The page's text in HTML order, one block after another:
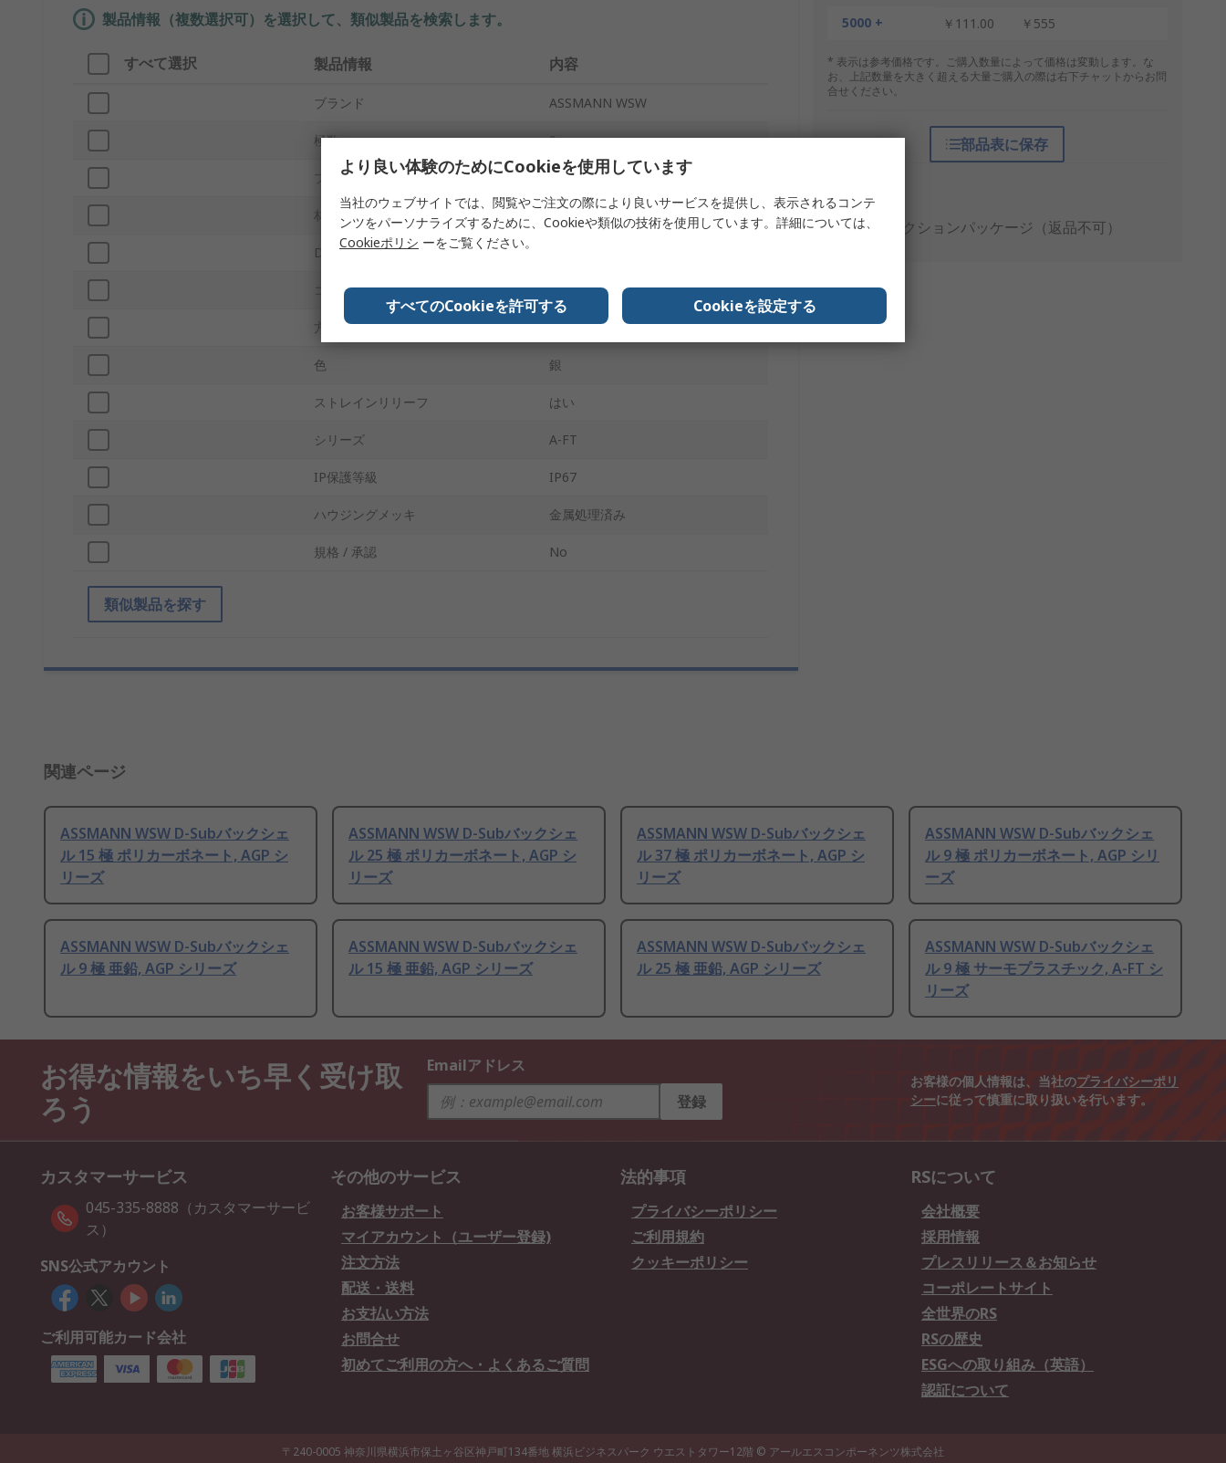
5000 +
￥111.00 ￥555
* 表示は参考価格です。ご購入数量によって価格は変動します。な
お、上記数量を大きく超える大量ご購入の際は右下チャットからお問
合せください。
部品表に保存
個包装
プロダクションパッケージ（返品不可）
製品情報（複数選択可）を選択して、類似製品を検索します。
すべて選択 製品情報 内容
ブランド ASSMANN WSW
極数 9
プロダクトタイプ D-Subバックシェル
材質 ポリカーボネート
D-Subシェルサイズ
コネクタタイプD D-Subバックシェル
方向 ペンタイプナイフ
色 銀
ストレインリリーフ はい
シリーズ A-FT
IP保護等級 IP67
ハウジングメッキ 金属処理済み
規格 / 承認 No
類似製品を探す
関連ページ
ASSMANN WSW D-Subバックシェ
ル 15 極 ポリカーボネート, AGP シ
リーズ
ASSMANN WSW D-Subバックシェ
ル 25 極 ポリカーボネート, AGP シ
リーズ
ASSMANN WSW D-Subバックシェ
ル 37 極 ポリカーボネート, AGP シ
リーズ
ASSMANN WSW D-Subバックシェ
ル 9 極 ポリカーボネート, AGP シリ
ーズ
ASSMANN WSW D-Subバックシェ
ル 9 極 亜鉛, AGP シリーズ
ASSMANN WSW D-Subバックシェ
ル 15 極 亜鉛, AGP シリーズ
ASSMANN WSW D-Subバックシェ
ル 25 極 亜鉛, AGP シリーズ
ASSMANN WSW D-Subバックシェ
ル 9 極 サーモプラスチック, A-FT シ
リーズ
お得な情報をいち早く受け取
ろう
Emailアドレス
登録
お客様の個人情報は、当社のプライバシーポリ
シーに従って慎重に取り扱いを行います。
カスタマーサービス
045-335-8888（カスタマーサービ
ス）
SNS公式アカウント
ご利用可能カード会社
その他のサービス
お客様サポート
マイアカウント（ユーザー登録)
注文方法
配送・送料
お支払い方法
お問合せ
初めてご利用の方へ・よくあるご質問
法的事項
プライバシーポリシー
ご利用規約
クッキーポリシー
RSについて
会社概要
採用情報
プレスリリース＆お知らせ
コーポレートサイト
全世界のRS
RSの歴史
ESGへの取り組み（英語）
認証について
〒240-0005 神奈川県横浜市保土ヶ谷区神戸町134番地 横浜ビジネスパーク ウエストタワー12階 © アールエスコンポーネンツ株式会社
より良い体験のためにCookieを使用しています
当社のウェブサイトでは、閲覧やご注文の際により良いサービスを提供し、表示されるコンテ
ンツをパーソナライズするために、Cookieや類似の技術を使用しています。詳細については、
Cookieポリシ ーをご覧ください。
すべてのCookieを許可する Cookieを設定する